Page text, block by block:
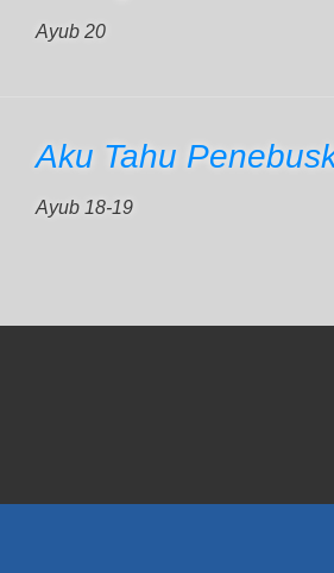
Ayub 20
Aku Tahu
Ayub 18-19